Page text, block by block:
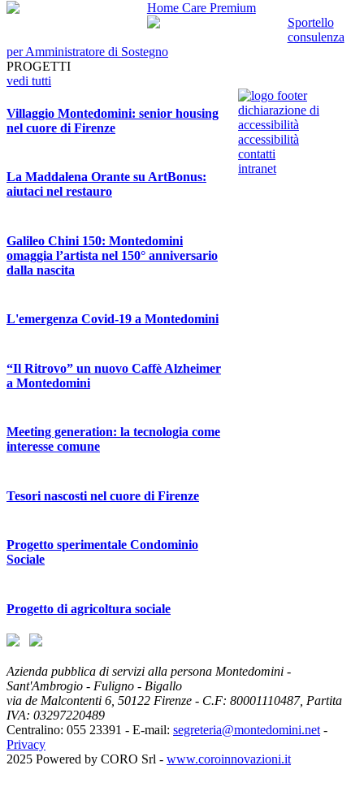
Home Care Premium
Sportello
consulenza
per Amministratore di Sostegno
PROGETTI
vedi tutti
Villaggio Montedomini: senior housing
nel cuore di Firenze
La Maddalena Orante su ArtBonus:
aiutaci nel restauro
Galileo Chini 150: Montedomini
omaggia l’artista nel 150° anniversario
dalla nascita
L'emergenza Covid-19 a Montedomini
“Il Ritrovo” un nuovo Caffè Alzheimer
a Montedomini
Meeting generation: la tecnologia come
interesse comune
Tesori nascosti nel cuore di Firenze
Progetto sperimentale Condominio
Sociale
Progetto di agricoltura sociale
dichiarazione di
accessibilità
accessibilità
contatti
intranet
Azienda pubblica di servizi alla persona Montedomini -
Sant'Ambrogio - Fuligno - Bigallo
via de Malcontenti 6, 50122 Firenze - C.F: 80001110487, Partita
IVA: 03297220489
Centralino: 055 23391 - E-mail: segreteria@montedomini.net -
Privacy
2025 Powered by CORO Srl - www.coroinnovazioni.it